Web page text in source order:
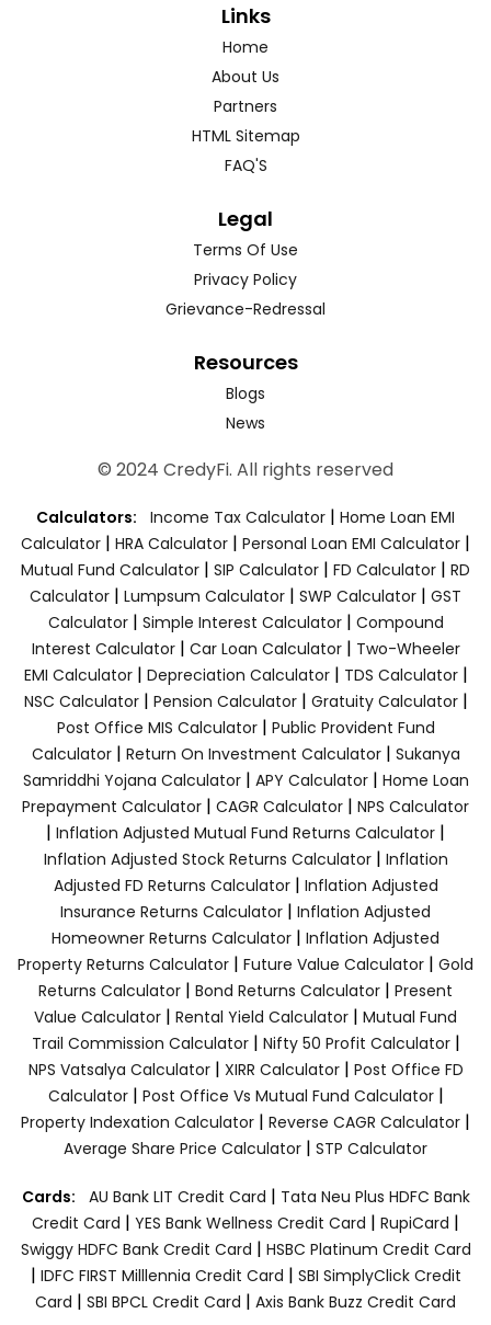
Links
Home
About Us
Partners
HTML Sitemap
FAQ'S
Legal
Terms Of Use
Privacy Policy
Grievance-Redressal
Resources
Blogs
News
© 2024 CredyFi. All rights reserved
Calculators: Income Tax Calculator | Home Loan EMI
Calculator | HRA Calculator | Personal Loan EMI Calculator |
Mutual Fund Calculator | SIP Calculator | FD Calculator | RD
Calculator | Lumpsum Calculator | SWP Calculator | GST
Calculator| Simple Interest Calculator| Compound
Interest Calculator| Car Loan Calculator| Two-Wheeler
EMI Calculator| Depreciation Calculator| TDS Calculator|
NSC Calculator| Pension Calculator| Gratuity Calculator|
Post Office MIS Calculator| Public Provident Fund
Calculator| Return On Investment Calculator| Sukanya
Samriddhi Yojana Calculator| APY Calculator| Home Loan
Prepayment Calculator | CAGR Calculator | NPS Calculator
| Inflation Adjusted Mutual Fund Returns Calculator |
Inflation Adjusted Stock Returns Calculator| Inflation
Adjusted FD Returns Calculator| Inflation Adjusted
Insurance Returns Calculator | Inflation Adjusted
Homeowner Returns Calculator | Inflation Adjusted
Property Returns Calculator | Future Value Calculator | Gold
Returns Calculator | Bond Returns Calculator | Present
Value Calculator | Rental Yield Calculator | Mutual Fund
Trail Commission Calculator| Nifty 50 Profit Calculator|
NPS Vatsalya Calculator| XIRR Calculator| Post Office FD
Calculator| Post Office Vs Mutual Fund Calculator|
Property Indexation Calculator | Reverse CAGR Calculator |
Average Share Price Calculator | STP Calculator
Cards: AU Bank LIT Credit Card | Tata Neu Plus HDFC Bank
Credit Card | YES Bank Wellness Credit Card | RupiCard |
Swiggy HDFC Bank Credit Card | HSBC Platinum Credit Card
| IDFC FIRST Milllennia Credit Card | SBI SimplyClick Credit
Card | SBI BPCL Credit Card | Axis Bank Buzz Credit Card